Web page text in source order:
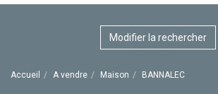
Modifier la rechercher
Accueil A vendre Maison BANNALEC